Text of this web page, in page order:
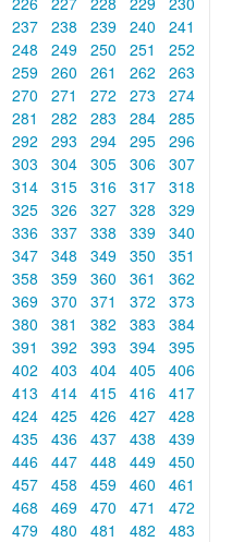
237 238 239 240
241
248 249 250 251
252
259 260 261 262
263
270 271 272 273
274
281 282 283 284 285
292 293 294 295 296
303 304 305 306 307
314 315 316 317 318
325 326 327 328
329
336 337 338 339 340
347 348 349 350
351
358 359 360 361
362
369 370 371 372
373
380 381 382 383
384
391 392 393 394 395
402 403 404 405 406
413 414 415 416 417
424 425 426 427 428
435 436 437 438
439
446 447 448 449 450
457 458 459 460
461
468 469 470 471
472
479 480 481 482
483